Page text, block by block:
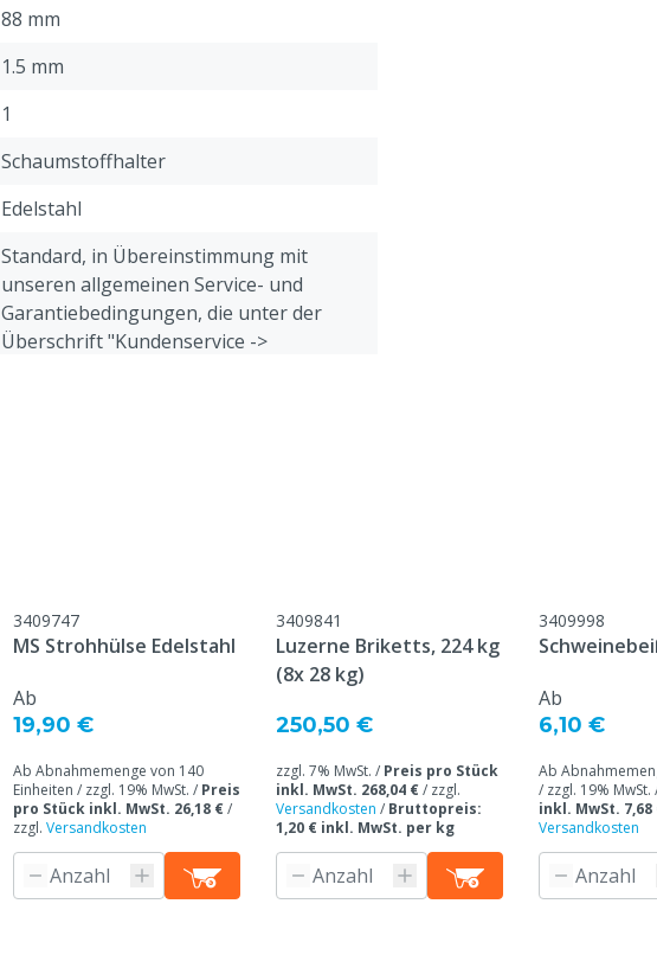
88 mm
1.5 mm
1
Schaumstoffhalter
Edelstahl
Standard, in Übereinstimmung mit
unseren allgemeinen Service- und
Garantiebedingungen, die unter der
Überschrift "Kundenservice ->
3409747
MS Strohhülse Edelstahl
Ab
19,90 €
Ab Abnahmemenge von 140
Einheiten / zzgl. 19% MwSt. / Preis
pro Stück inkl. MwSt. 26,18 €/
zzgl. Versandkosten
3409841
Luzerne Briketts, 224 kg
(8x 28 kg)
250,50 €
zzgl. 7% MwSt. / Preis pro Stück
inkl. MwSt. 268,04 €/ zzgl.
Versandkosten / Bruttopreis:
1,20 € inkl. MwSt. per kg
3409998
Ab
6,10 €
Ab
/ zzgl. 19% MwSt.
inkl. MwSt. 7,68
Versandkosten